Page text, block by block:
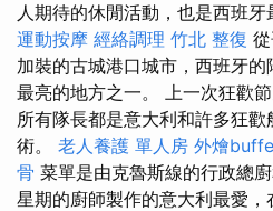
人期待的休閒活動，也是西班牙
運動按摩 經絡調理 竹北 整復
加裝的古城港口城市，西班牙
最亮的地方之一。 上一次狂歡
所有隊長都是意大利和許多狂
術。 老人養護 單人房 外燴
骨 菜單是由克魯斯線的行政總
星期的廚師製作的意大利最愛